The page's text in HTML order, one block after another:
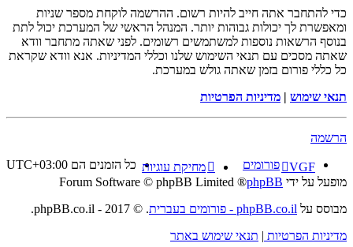
כדי להתחבר אתה חייב להיות רשום. ההרשמה לוקחת מספר שניות
ומאפשרת לך יכולות גבוהות יותר. המנהל הראשי של המערכת יכול לתת
בנוסף הרשאות נוספות למשתמשים רשומים. לפני שאתה מתחבר וודא
שאתה מסכים עם תנאי השימוש שלנו וכללי המדיניות. אנא וודא שקראת
כל כללי פורום בזמן שאתה גולש במערכת.
תנאי שימוש | מדיניות הפרטיות
הרשמה
VGF פורומים כל הזמנים הם UTC+03:00
מחיקת עוגיות
מופעל על ידי phpBB
® Forum Software © phpBB Limited
מבוסס על phpBB.co.il - פורומים בעברית
. © 2017 - phpBB.co.il.
מדיניות הפרטיות | תנאי שימוש באתר